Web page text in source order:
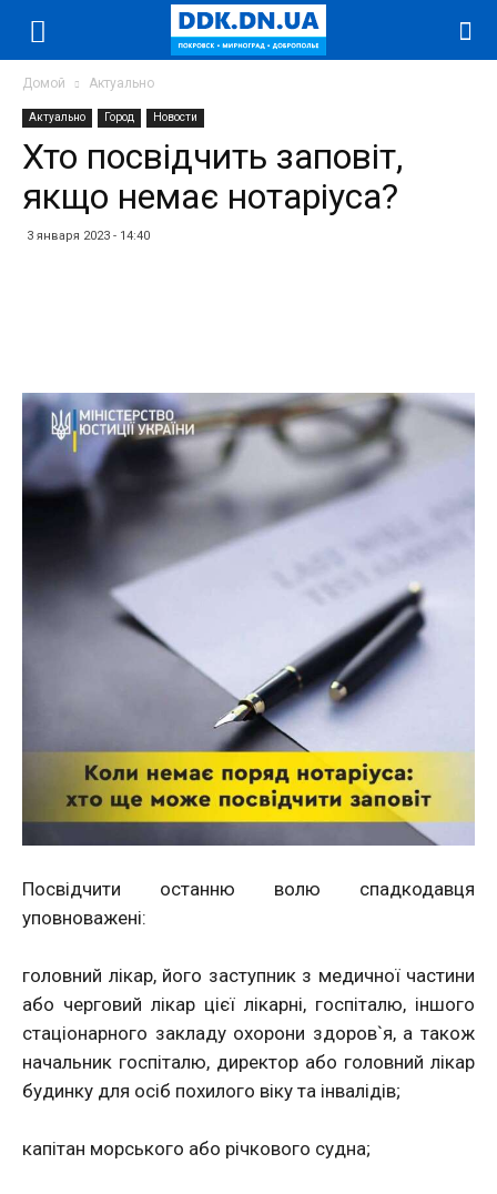
Домой Актуально
Актуально Город Новости
Хто посвідчить заповіт,
якщо немає нотаріуса?
3 января 2023 - 14:40
Посвідчити останню волю спадкодавця
уповноважені:
головний лікар, його заступник з медичної частини
або черговий лікар цієї лікарні, госпіталю, іншого
стаціонарного закладу охорони здоров`я, а також
начальник госпіталю, директор або головний лікар
будинку для осіб похилого віку та інвалідів;
капітан морського або річкового судна;